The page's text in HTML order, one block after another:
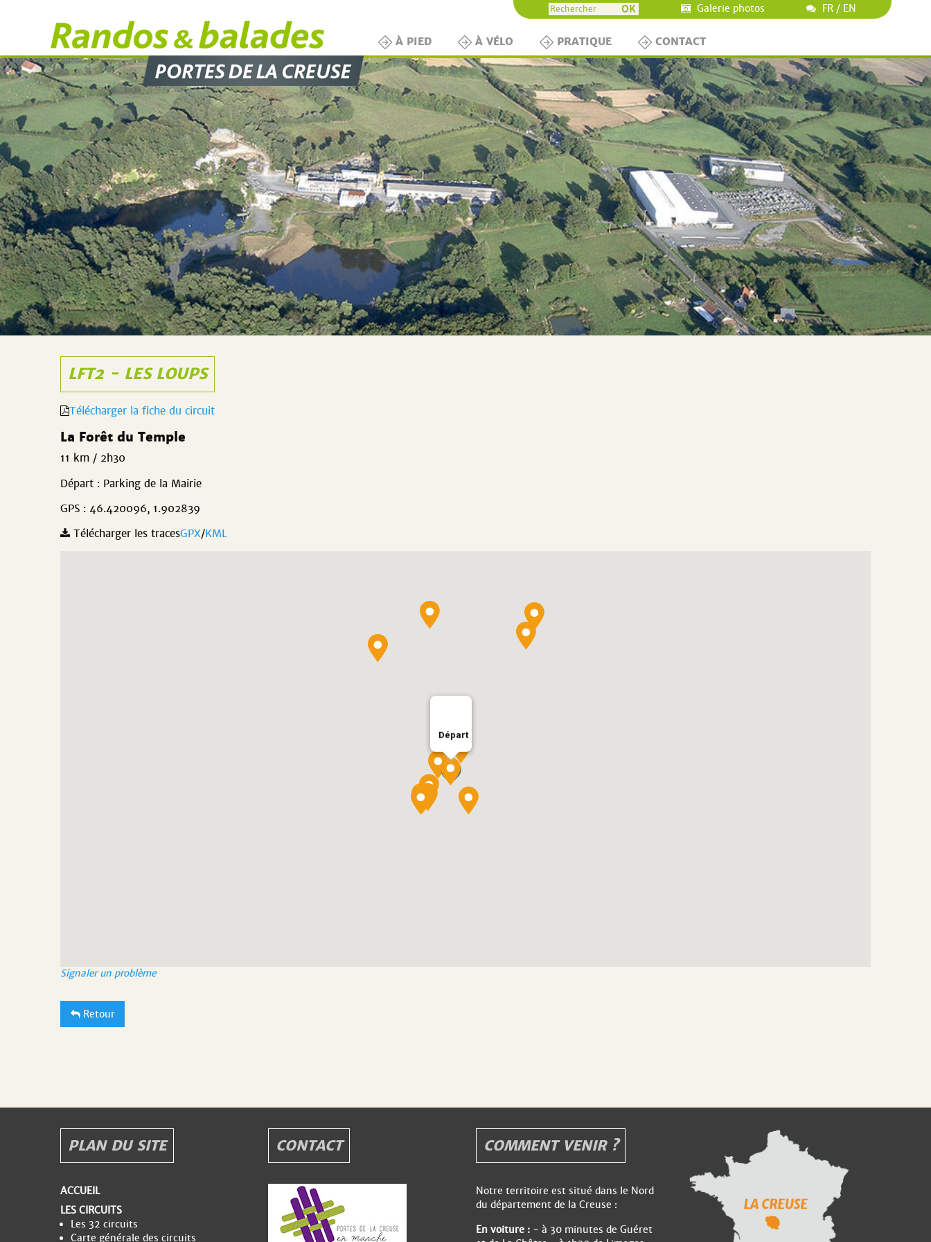
FR / EN
Galerie photos
À PIED À VÉLO PRATIQUE CONTACT
LFT2 - LES LOUPS
Télécharger la fiche du circuit
La Forêt du Temple
11 km / 2h30
Départ : Parking de la Mairie
GPS : 46.420096, 1.902839
Télécharger les tracesGPX/KML
Départ
Signaler un problème
Retour
PLAN DU SITE
ACCUEIL
LES CIRCUITS
Les 32 circuits
Carte générale des circuits
CONTACT COMMENT VENIR ?
Notre territoire est situé dans le Nord
du département de la Creuse :
En voiture :- à 30 minutes de Guéret